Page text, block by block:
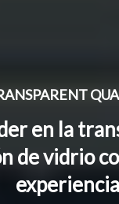
en la
de vidrio
experiencia